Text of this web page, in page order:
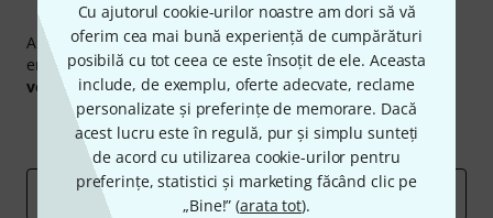
Cu ajutorul cookie-urilor noastre am dori să vă
oferim cea mai bună experiență de cumpărături
posibilă cu tot ceea ce este însoțit de ele. Aceasta
include, de exemplu, oferte adecvate, reclame
personalizate și preferințe de memorare. Dacă
acest lucru este în regulă, pur și simplu sunteți
de acord cu utilizarea cookie-urilor pentru
preferințe, statistici și marketing făcând clic pe
„Bine!” (arata tot).
Newsletter Thomann
Abonați-vă la buletinul informativ Thomann în limba
engleză și, cu puțin noroc, puteți câștiga unul dintre50
vouchereleîn valoare de50 €fiecare!
Contribuții inspiraționale
Oferte
Perspectivele Thomann
adresă de email*